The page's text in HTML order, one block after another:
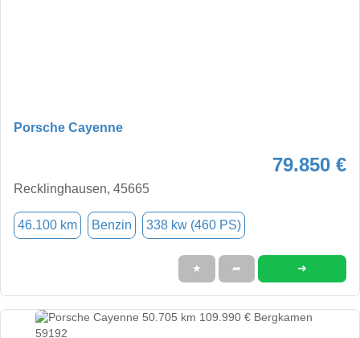
Porsche Cayenne
79.850 €
Recklinghausen, 45665
46.100 km Benzin 338 kw (460 PS)
★ ➦ ➜